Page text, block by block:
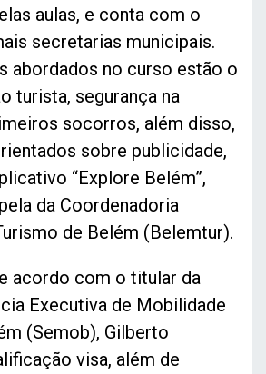
aulas, e conta com o
secretarias municipais.
abordados no curso estão o
turista, segurança na
socorros, além disso,
sobre publicidade,
“Explore Belém”,
da Coordenadoria
de Belém (Belemtur).
acordo com o titular da
Executiva de Mobilidade
(Semob), Gilberto
visa, além de